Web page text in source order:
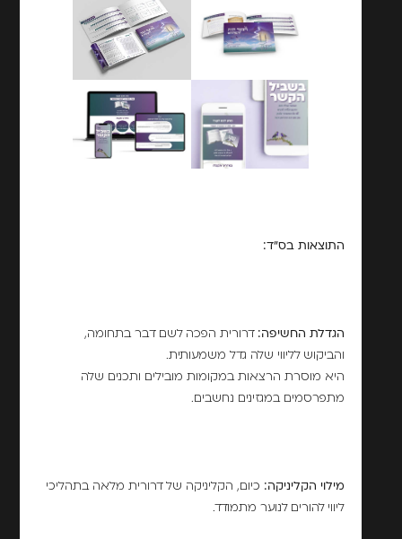
התוצאות בס"ד:
הגדלת החשיפה: דרורית הפכה לשם דבר בתחומה,
והביקוש לליווי שלה גדל משמעותית.
היא מוסרת הרצאות במקומות מובילים ותכנים שלה
מתפרסמים במגזינים נחשבים.
מילוי הקליניקה: כיום, הקליניקה של דרורית מלאה בתהליכי
ליווי להורים לנוער מתמודד.